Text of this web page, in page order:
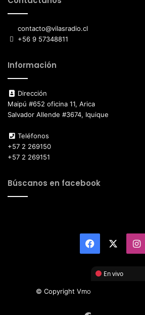
contacto@vilasradio.cl
+56 9 57348811
Información
Dirección
Maipú #652 oficina 11, Arica
Salvador Allende #3674, Iquique
Teléfonos
+57 2 269150
+57 2 269151
Búscanos en facebook
Facebook
© Copyright Vmotor TI 2026, All
En vivo